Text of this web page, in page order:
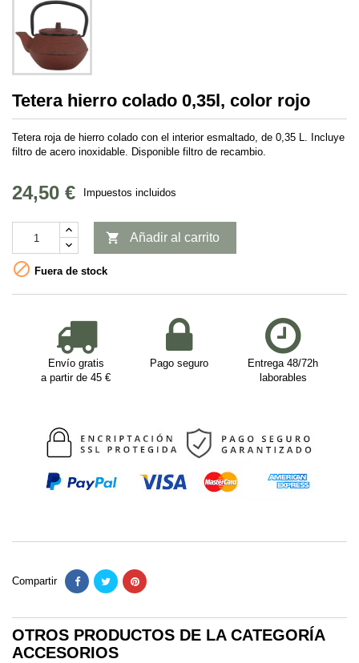
Tetera hierro colado 0,35l, color rojo
Tetera roja de hierro colado con el interior esmaltado, de 0,35 L. Incluye
filtro de acero inoxidable. Disponible filtro de recambio.
24,50 € Impuestos incluidos
 Añadir al carrito
 Fuera de stock
Envío gratis
a partir de 45 €
Pago seguro
Entrega 48/72h
laborables
Compartir
OTROS PRODUCTOS DE LA CATEGORÍA
ACCESORIOS